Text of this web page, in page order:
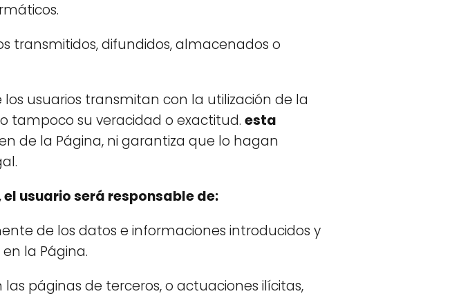
transmitidos, difundidos, almacenados o
usuarios transmitan con la utilización de la
tampoco su veracidad o exactitud. esta
de la Página, ni garantiza que lo hagan
usuario será responsable de:
de los datos e informaciones introducidos y
la Página.
páginas de terceros, o actuaciones ilícitas,